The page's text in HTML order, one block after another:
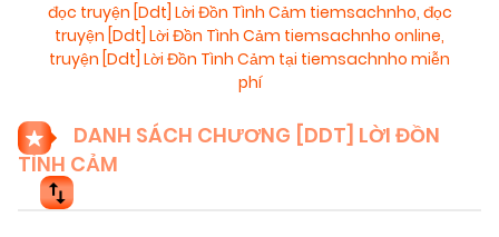
đọc truyện [Ddt] Lời Đồn Tình Cảm tiemsachnho, đọc
truyện [Ddt] Lời Đồn Tình Cảm tiemsachnho online,
truyện [Ddt] Lời Đồn Tình Cảm tại tiemsachnho miễn
phí
DANH SÁCH CHƯƠNG [DDT] LỜI ĐỒN
TÌNH CẢM